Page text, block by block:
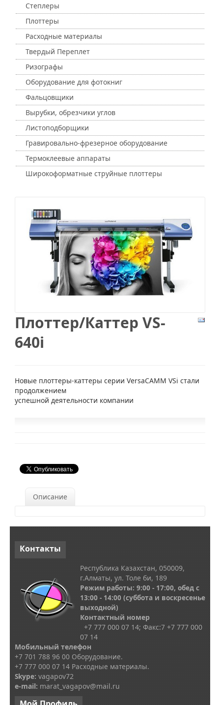
Степлеры
Плоттеры
Расходные материалы
Твердый Переплет
Ризографы
Оборудование для фотокниг
Фальцовщики
Вырубки, обрезчики углов
Листоподборщики
Гравировально-фрезерное оборудование
Термоклеевые аппараты
Широкоформатные струйные плоттеры
Плоттер/Каттер VS-
640i
Новые плоттеры-каттеры серии VersaCAMM VSi стали
продолжением
успешной деятельности компании
Описание
Контакты
Республика Казахстан, 050009,
г.Алматы, ул. Толе би, 189
Режим работы: 9:00 - 17:00, обед с
13:00 - 14:00 (суббота и воскресенье
выходной)
Контактный номер
+7 777 000 07 14; Факс:7 +7 777 000
07 14
Мобильный телефон
+7 701 788 96 00 Оборудование.
+7 777 000 07 14 Расходные материалы.
Skype: vagapov72
e-mail: marat_vagapov@mail.ru